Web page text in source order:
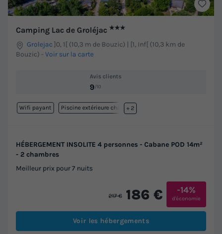
Camping Lac de Groléjac ★★★
Grolejac]0, 1[ (10,3 m de Bouzic) | [1, Inf[ (10,3 km de
Bouzic) - Voir sur la carte
Avis clients
9/10
Wifi payant Piscine extérieure chauffée
+ 2
HÉBERGEMENT INSOLITE 4 personnes - Cabane POD 14m²
- 2 chambres
Meilleur prix pour 7 nuits
217 € 186 € -14%
d'économie
Voir les hébergements